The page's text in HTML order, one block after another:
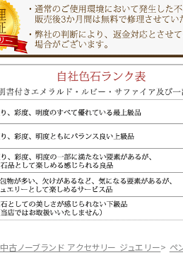
中古ノーブランド アクセサリー ジュエリー ペ